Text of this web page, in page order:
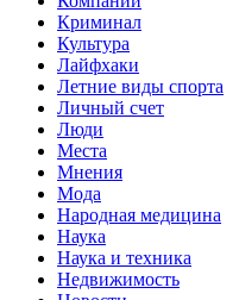
Криминал
Культура
Лайфхаки
Летние виды спорта
Личный счет
Люди
Места
Мнения
Мода
Народная медицина
Наука
Наука и техника
Недвижимость